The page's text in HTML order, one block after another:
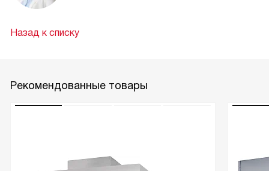
Назад к списку
Рекомендованные товары